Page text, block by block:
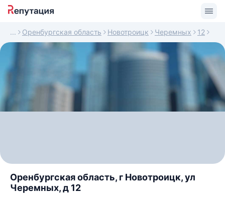
Оренбургская область Новотроицк Черемных 12
Оренбургская область, г Новотроицк, ул
Черемных, д 12